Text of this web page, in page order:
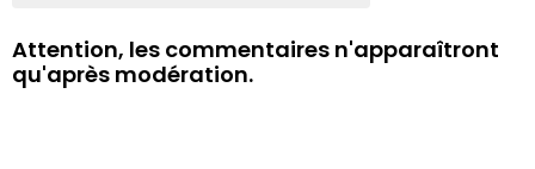
Attention, les commentaires n'apparaîtront
qu'après modération.